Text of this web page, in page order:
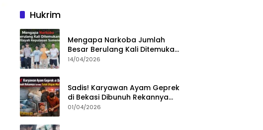
Hukrim
Mengapa Narkoba Jumlah
Besar Berulang Kali Ditemukan
di Wilayah Kepulauan
14/04/2026
Sadis! Karyawan Ayam Geprek
di Bekasi Dibunuh Rekannya
karena Tolak Diajak Merampok
01/04/2026